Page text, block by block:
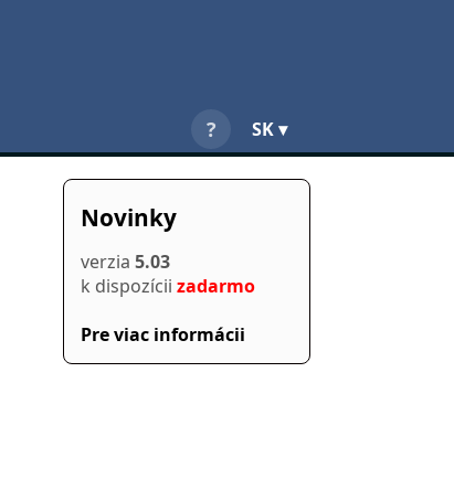
? SK ▾
Novinky
verzia 5.03
k dispozícii zadarmo
Pre viac informácii